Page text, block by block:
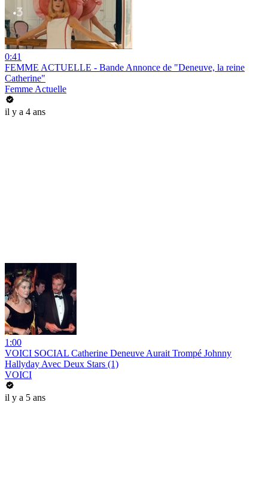
0:41
FEMME ACTUELLE - Bande Annonce de "Deneuve, la reine
Catherine"
Femme Actuelle
il y a 4 ans
1:00
VOICI SOCIAL Catherine Deneuve Aurait Trompé Johnny
Hallyday Avec Deux Stars (1)
VOICI
il y a 5 ans